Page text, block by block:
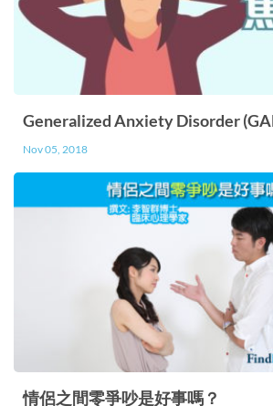
走，在陽光下釋放一下鬱鬱不樂的
走到太遠，也可以把在家附近散散
家中確實會讓人覺得很難受。尤
家中爆發，亦不會讓家長的肩膀百
自己放鬆 在家中進行不同的放鬆
呼吸練習或肌肉放鬆練習。這不但
情的活動，你也可以鼓勵家中小朋
練習，配合播放一些大自然的聲音
造一個輕鬆的氛圍； 4. 留意情緒
自己的情緒變化。當你感到情緒正
要去跟任何人討論或爭拗，甚至
友。因為那些都是會讓你情緒進一
Generalized Anxiety Disorder
Nov 05, 2018
情侶之間零爭吵是好事嗎？